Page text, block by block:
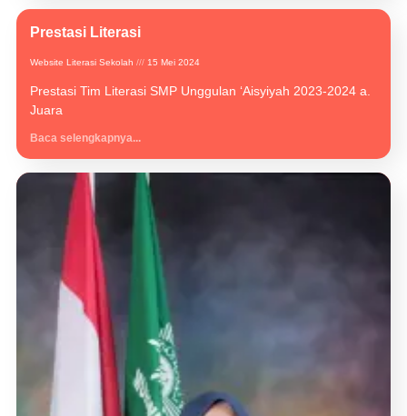
Prestasi Literasi
Website Literasi Sekolah 15 Mei 2024
Prestasi Tim Literasi SMP Unggulan ‘Aisyiyah 2023-2024 a.
Juara
Baca selengkapnya...